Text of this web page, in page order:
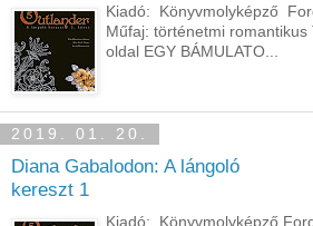
Kiadó: Könyvmolyképző
Műfaj: történetmi
oldal EGY ​BÁMULATO...
2019. 01. 20.
Diana Gabalodon: A lángoló
kereszt 1
Kiadó: Könyvmolyképző